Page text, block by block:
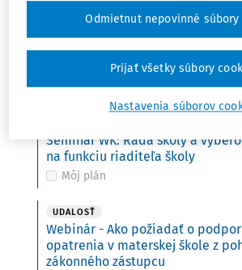
Môj plán
UDALOSŤ
VÚDPaP: Kto z koho – ako udržať
Môj plán
Seminár WK: Rada školy a
na funkciu riaditeľa školy
Môj plán
UDALOSŤ
Webinár - Ako požiadať o
opatrenia v materskej škole z
zákonného zástupcu
Nastavenia súborov
Odmietnut nepovinné súbory
Prijať všetky súbory